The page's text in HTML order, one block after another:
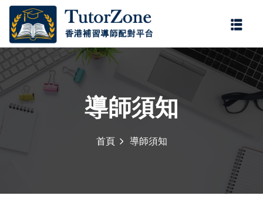
導師須知
首頁 導師須知
登錄